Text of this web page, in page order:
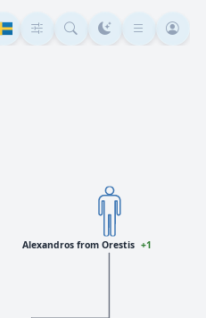
Alexandros from Orestis +1